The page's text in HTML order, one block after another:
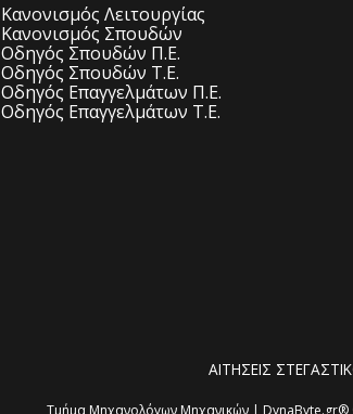
Κανονισμός Λειτουργίας
Κανονισμός Σπουδών
Οδηγός Σπουδών Π.Ε.
Οδηγός Σπουδών Τ.Ε.
Οδηγός Επαγγελμάτων Π.Ε.
Οδηγός Επαγγελμάτων Τ.Ε.
ΑΙΤΗΣΕΙΣ
Τμήμα Μηχανολόγων Μηχανικών | DynaByte.gr®